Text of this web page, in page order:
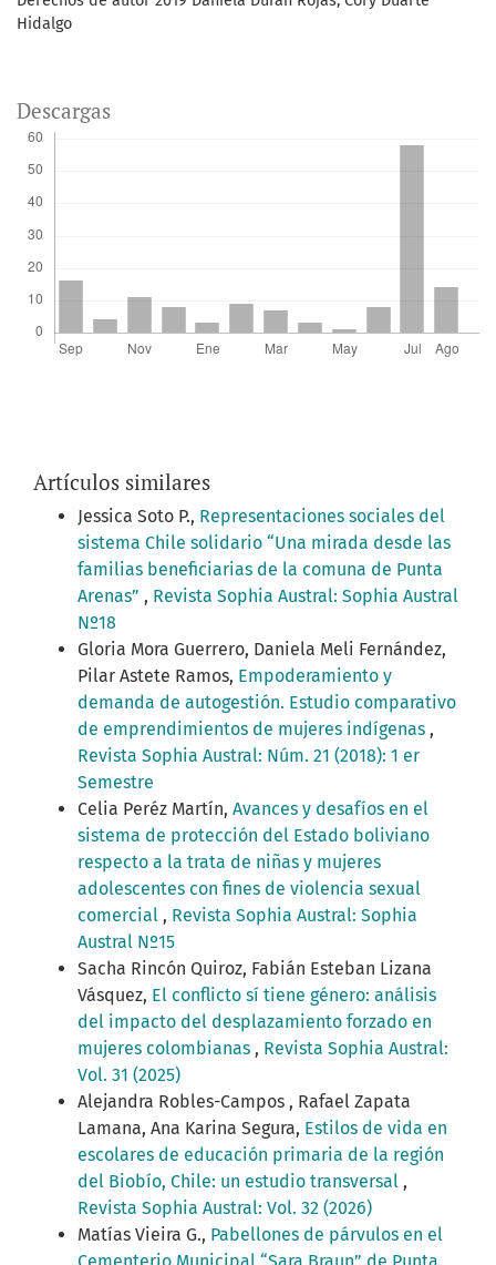
Hidalgo
Descargas
Artículos similares
Jessica Soto P., Representaciones sociales del
sistema Chile solidario “Una mirada desde las
familias beneficiarias de la comuna de Punta
Arenas” , Revista Sophia Austral: Sophia Austral
Nº18
Gloria Mora Guerrero, Daniela Meli Fernández,
Pilar Astete Ramos, Empoderamiento y
demanda de autogestión. Estudio comparativo
de emprendimientos de mujeres indígenas ,
Revista Sophia Austral: Núm. 21 (2018): 1 er
Semestre
Celia Peréz Martín, Avances y desafíos en el
sistema de protección del Estado boliviano
respecto a la trata de niñas y mujeres
adolescentes con fines de violencia sexual
comercial , Revista Sophia Austral: Sophia
Austral Nº15
Sacha Rincón Quiroz, Fabián Esteban Lizana
Vásquez, El conflicto sí tiene género: análisis
del impacto del desplazamiento forzado en
mujeres colombianas , Revista Sophia Austral:
Vol. 31 (2025)
Alejandra Robles-Campos , Rafael Zapata
Lamana, Ana Karina Segura, Estilos de vida en
escolares de educación primaria de la región
del Biobío, Chile: un estudio transversal ,
Revista Sophia Austral: Vol. 32 (2026)
Matías Vieira G., Pabellones de párvulos en el